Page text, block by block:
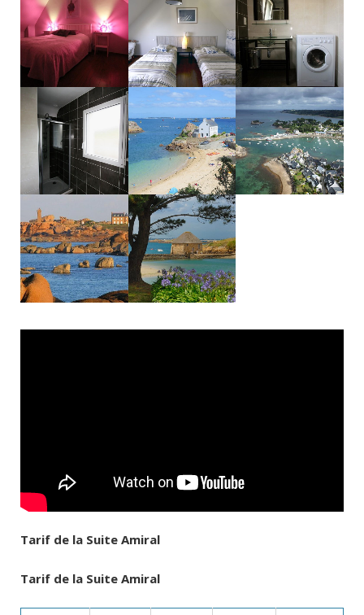
Tarif de la Suite Amiral
Tarif de la Suite Amiral